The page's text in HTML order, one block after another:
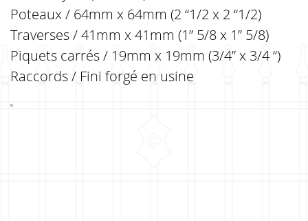
Poteaux / 64mm x 64mm (2 “1/2 x 2 “1/2)
Traverses / 41mm x 41mm (1” 5/8 x 1” 5/8)
Piquets carrés / 19mm x 19mm (3/4” x 3/4 “)
Raccords / Fini forgé en usine